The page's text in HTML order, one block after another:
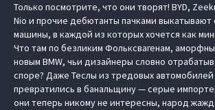
Только посмотрите, что они творят! BYD,
Nio и прочие дебютанты пачками выкатывают
машины, в каждой из которых хочется как
Что там по безликим Фольксвагенам,
новым BMW, чьи дизайнеры словно
споре? Даже Теслы из тредовых автомобилей
превратились в банальщину — серые
они теперь никому не интересны, народ